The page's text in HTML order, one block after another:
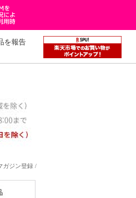
を報告
ガジン登録 /